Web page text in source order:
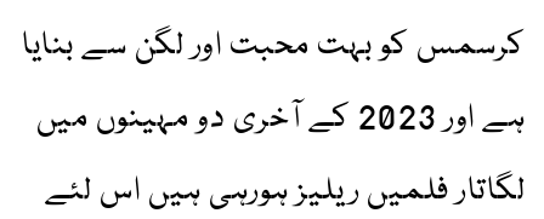
کرسمس کو بہت محبت اور لگن سے بنایا
ہے اور 2023 کے آخری دو مہینوں میں
لگاتار فلمیں ریلیز ہورہی ہیں اس لئے